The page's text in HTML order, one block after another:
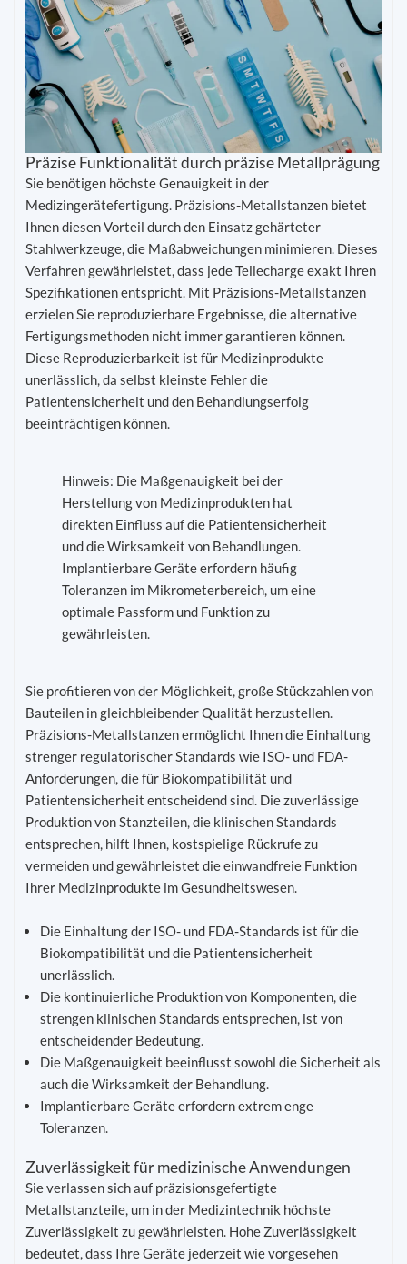
Präzise Funktionalität durch präzise Metallprägung
Sie benötigen höchste Genauigkeit in der
Medizingerätefertigung. Präzisions-Metallstanzen bietet
Ihnen diesen Vorteil durch den Einsatz gehärteter
Stahlwerkzeuge, die Maßabweichungen minimieren. Dieses
Verfahren gewährleistet, dass jede Teilecharge exakt Ihren
Spezifikationen entspricht. Mit Präzisions-Metallstanzen
erzielen Sie reproduzierbare Ergebnisse, die alternative
Fertigungsmethoden nicht immer garantieren können.
Diese Reproduzierbarkeit ist für Medizinprodukte
unerlässlich, da selbst kleinste Fehler die
Patientensicherheit und den Behandlungserfolg
beeinträchtigen können.
Hinweis: Die Maßgenauigkeit bei der
Herstellung von Medizinprodukten hat
direkten Einfluss auf die Patientensicherheit
und die Wirksamkeit von Behandlungen.
Implantierbare Geräte erfordern häufig
Toleranzen im Mikrometerbereich, um eine
optimale Passform und Funktion zu
gewährleisten.
Sie profitieren von der Möglichkeit, große Stückzahlen von
Bauteilen in gleichbleibender Qualität herzustellen.
Präzisions-Metallstanzen ermöglicht Ihnen die Einhaltung
strenger regulatorischer Standards wie ISO- und FDA-
Anforderungen, die für Biokompatibilität und
Patientensicherheit entscheidend sind. Die zuverlässige
Produktion von Stanzteilen, die klinischen Standards
entsprechen, hilft Ihnen, kostspielige Rückrufe zu
vermeiden und gewährleistet die einwandfreie Funktion
Ihrer Medizinprodukte im Gesundheitswesen.
Die Einhaltung der ISO- und FDA-Standards ist für die
Biokompatibilität und die Patientensicherheit
unerlässlich.
Die kontinuierliche Produktion von Komponenten, die
strengen klinischen Standards entsprechen, ist von
entscheidender Bedeutung.
Die Maßgenauigkeit beeinflusst sowohl die Sicherheit als
auch die Wirksamkeit der Behandlung.
Implantierbare Geräte erfordern extrem enge
Toleranzen.
Zuverlässigkeit für medizinische Anwendungen
Sie verlassen sich auf präzisionsgefertigte
Metallstanzteile, um in der Medizintechnik höchste
Zuverlässigkeit zu gewährleisten. Hohe Zuverlässigkeit
bedeutet, dass Ihre Geräte jederzeit wie vorgesehen